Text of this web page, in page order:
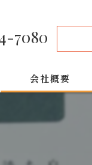
7080
会社概要